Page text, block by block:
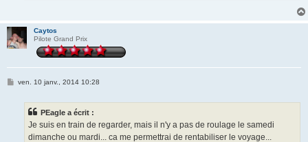
Caytos
Pilote Grand Prix
Mven. 10 janv., 2014 10:28
PEagle a écrit :
Je suis en train de regarder, mais il n'y a pas de roulage le samedi
dimanche ou mardi... ca me permettrai de rentabiliser le voyage...